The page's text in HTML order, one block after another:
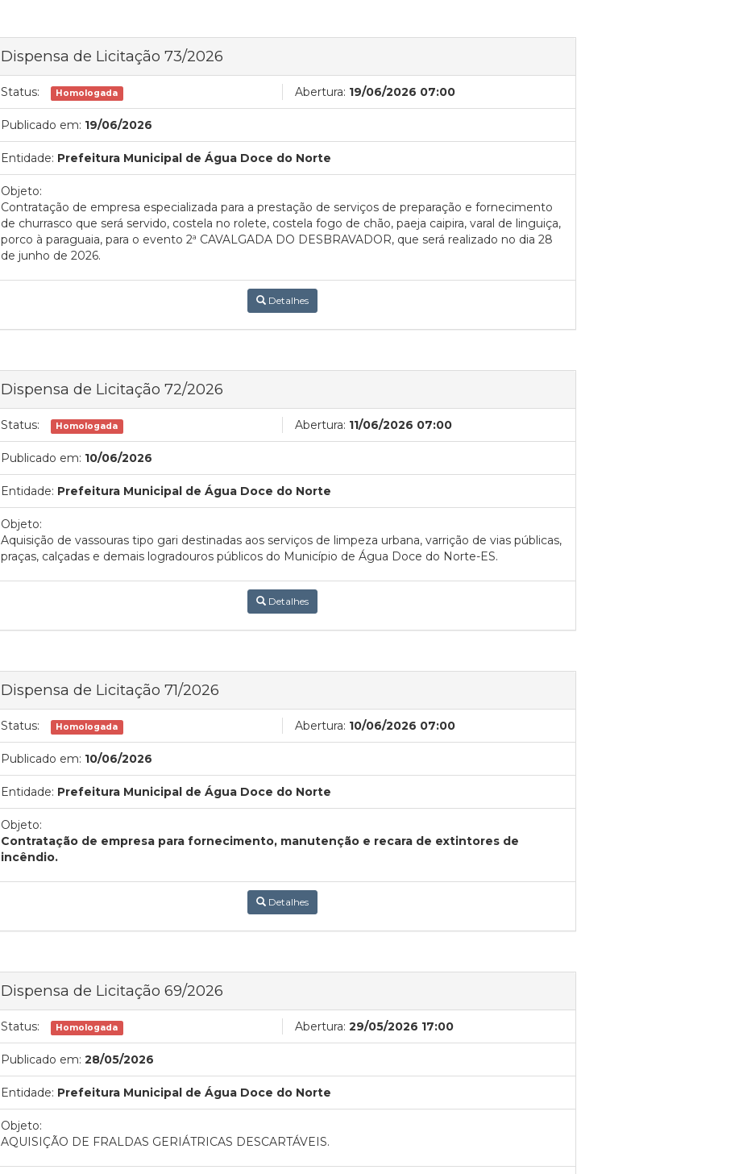
Dispensa de Licitação 73/2026
Status: Homologada Abertura: 19/06/2026 07:00
Publicado em: 19/06/2026
Entidade: Prefeitura Municipal de Água Doce do Norte
Objeto:
Contratação de empresa especializada para a prestação de serviços de preparação e fornecimento
de churrasco que será servido, costela no rolete, costela fogo de chão, paeja caipira, varal de linguiça,
porco à paraguaia, para o evento 2ª CAVALGADA DO DESBRAVADOR, que será realizado no dia 28
de junho de 2026.
Detalhes
Dispensa de Licitação 72/2026
Status: Homologada Abertura: 11/06/2026 07:00
Publicado em: 10/06/2026
Entidade: Prefeitura Municipal de Água Doce do Norte
Objeto:
Aquisição de vassouras tipo gari destinadas aos serviços de limpeza urbana, varrição de vias públicas,
praças, calçadas e demais logradouros públicos do Município de Água Doce do Norte-ES.
Detalhes
Dispensa de Licitação 71/2026
Status: Homologada Abertura: 10/06/2026 07:00
Publicado em: 10/06/2026
Entidade: Prefeitura Municipal de Água Doce do Norte
Objeto:
Contratação de empresa para fornecimento, manutenção e recara de extintores de
incêndio.
Detalhes
Dispensa de Licitação 69/2026
Status: Homologada Abertura: 29/05/2026 17:00
Publicado em: 28/05/2026
Entidade: Prefeitura Municipal de Água Doce do Norte
Objeto:
AQUISIÇÃO DE FRALDAS GERIÁTRICAS DESCARTÁVEIS.